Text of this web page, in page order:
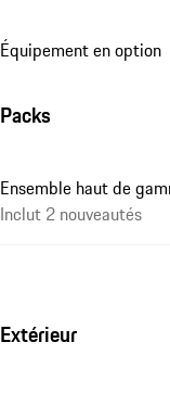
Équipement en option
Packs
Ensemble haut de
Inclut 2 nouveautés
Extérieur